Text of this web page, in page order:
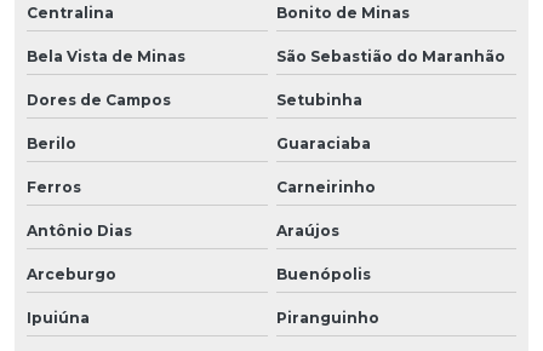
Centralina Bonito de Minas
Bela Vista de Minas São Sebastião do Maranhão
Dores de Campos Setubinha
Berilo Guaraciaba
Ferros Carneirinho
Antônio Dias Araújos
Arceburgo Buenópolis
Ipuiúna Piranguinho